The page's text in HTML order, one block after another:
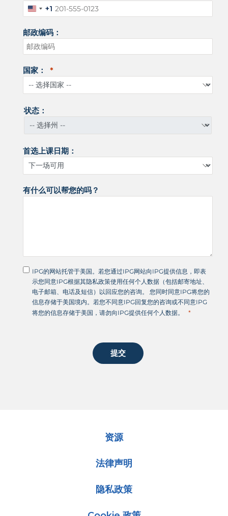
美
+
1
+1
邮政编码：
国家：
状态：
首选上课日期：
有什么可以帮您的吗？
IPG的网站托管于美国。若您通过IPG网站向IPG提供信息，即表
示您同意IPG根据其隐私政策使用任何个人数据（包括邮寄地址、
电子邮箱、电话及短信）以回应您的咨询。 您同时同意IPG将您的
信息存储于美国境内。若您不同意IPG回复您的咨询或不同意IPG
将您的信息存储于美国，请勿向IPG提供任何个人数据。
提交
资源
法律声明
隐私政策